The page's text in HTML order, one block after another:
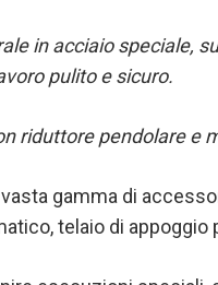
in acciaio speciale,
pulito e sicuro.
riduttore pendolare e
gamma di
telaio di